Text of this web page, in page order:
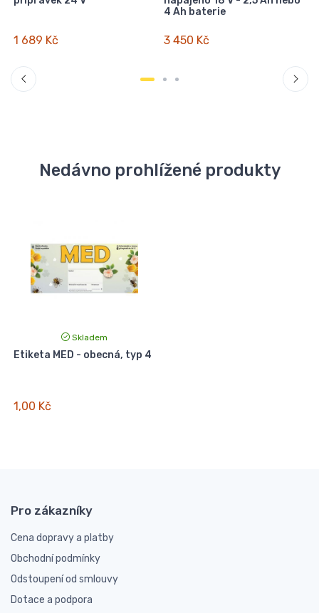
1 689 Kč
4 Ah baterie
3 450 Kč
Nedávno prohlížené produkty
Skladem
Etiketa MED - obecná, typ 4
1,00 Kč
Pro zákazníky
Cena dopravy a platby
Obchodní podmínky
Odstoupení od smlouvy
Dotace a podpora